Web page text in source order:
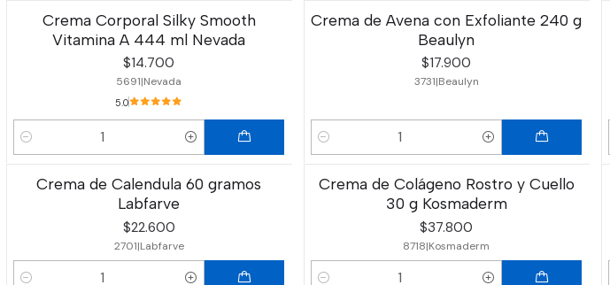
Crema Corporal Silky Smooth
Vitamina A 444 ml Nevada
$14.700
5691|Nevada
5.0
Cantidad
Crema de Avena con Exfoliante 240 g
Beaulyn
$17.900
3731|Beaulyn
Cantidad
Crema de Calendula 60 gramos
Labfarve
$22.600
2701|Labfarve
Crema de Colágeno Rostro y Cuello
30 g Kosmaderm
$37.800
8718|Kosmaderm